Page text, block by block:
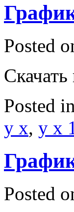
Posted
Posted in
y x, y x
Posted